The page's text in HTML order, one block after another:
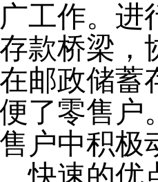
工作。 进
款桥梁 ，
邮政储蓄
了零售户
户中积极
快速的优